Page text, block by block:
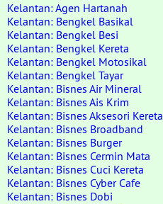
Kelantan: Agen Hartanah
Kelantan: Bengkel Basikal
Kelantan: Bengkel Besi
Kelantan: Bengkel Kereta
Kelantan: Bengkel Motosikal
Kelantan: Bengkel Tayar
Kelantan: Bisnes Air Mineral
Kelantan: Bisnes Ais Krim
Kelantan: Bisnes Aksesori Kereta
Kelantan: Bisnes Broadband
Kelantan: Bisnes Burger
Kelantan: Bisnes Cermin Mata
Kelantan: Bisnes Cuci Kereta
Kelantan: Bisnes Cyber Cafe
Kelantan: Bisnes Dobi